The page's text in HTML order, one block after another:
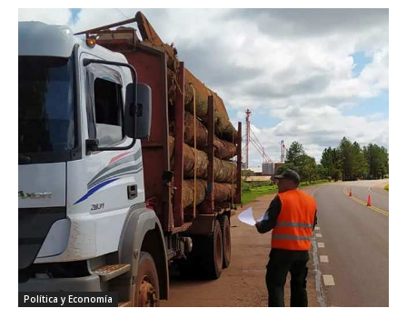
Política y Economía